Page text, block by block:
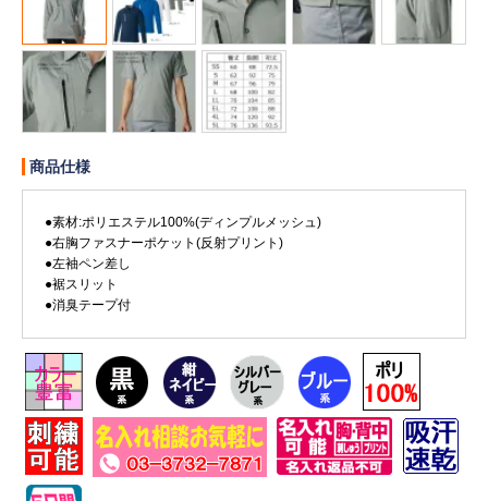
デジタルカタログ
クイックオーダー
（注文番号からご注文）
商品仕様
●素材:ポリエステル100%(ディンプルメッシュ)
●右胸ファスナーポケット(反射プリント)
●左袖ペン差し
●裾スリット
●消臭テープ付